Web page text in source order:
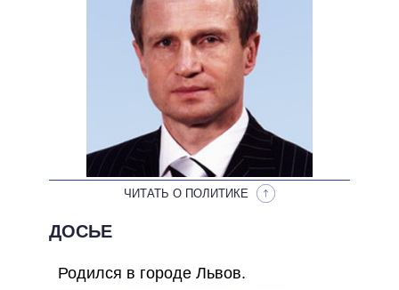
ОБЕЩАНИЯ В ПРОЦЕССЕ
ВСЕ ОБЕЩАНИЯ
АРХИВНЫЕ ОБЕЩАНИЯ
ЧИТАТЬ О ПОЛИТИКЕ
ДОСЬЕ
Родился в городе Львов.